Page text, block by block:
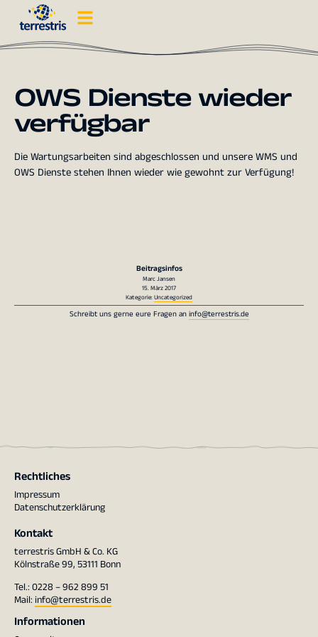
OWS Dienste wieder
verfügbar
Die Wartungsarbeiten sind abgeschlossen und unsere WMS und
OWS Dienste stehen Ihnen wieder wie gewohnt zur Verfügung!
Beitragsinfos
Marc Jansen
15. März 2017
Kategorie:Uncategorized
Schreibt uns gerne eure Fragen aninfo@terrestris.de
Rechtliches
Impressum
Datenschutzerklärung
Kontakt
terrestris GmbH & Co. KG
Kölnstraße 99, 53111 Bonn
Tel.: 0228 – 962 899 51
Mail: info@terrestris.de
Informationen